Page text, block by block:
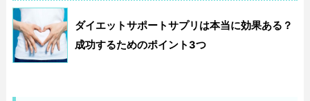
ダイエットサポートサプリは本当に効果ある？
成功するためのポイント3つ